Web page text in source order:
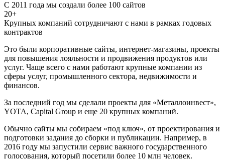
С 2011 года мы создали более 100 сайтов
20+
Крупных компаний сотрудничают с нами в рамках годовых
контрактов
Это были корпоративные сайты, интернет-магазины, проекты
для повышения лояльности и продвижения продуктов или
услуг. Чаще всего с нами работают крупные компании из
сферы услуг, промышленного сектора, недвижимости и
финансов.
За последний год мы сделали проекты для «Металлоинвест»,
YOTA, Capital Group и еще 20 крупных компаний.
Обычно сайты мы собираем «под ключ», от проектирования и
подготовки задания до сборки и публикации. Например, в
2016 году мы запустили сервис важного государственного
голосования, который посетили более 10 млн человек.